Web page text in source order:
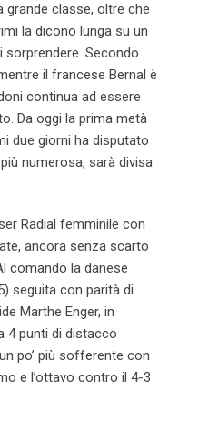
classe, oltre che
la dicono lunga su un
Secondo
il francese Bernal è
continua ad essere
Da oggi la prima metà
due giorni ha disputato
numerosa, sarà divisa
Radial femminile con
ancora senza scarto
comando la danese
seguita con parità di
Marthe Enger, in
4 punti di distacco
po’ più sofferente con
e l’ottavo contro il 4-3